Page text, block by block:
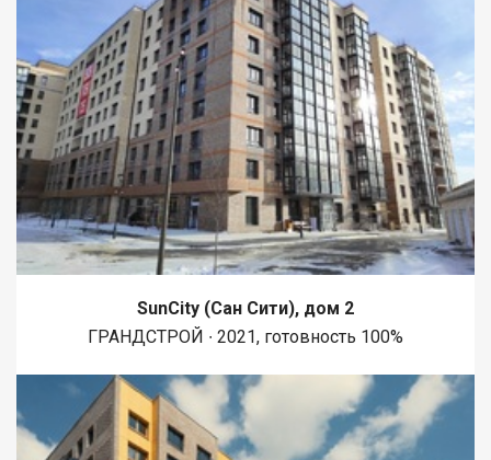
SunCity (Сан Сити), дом 2
ГРАНДСТРОЙ ∙ 2021, готовность 100%